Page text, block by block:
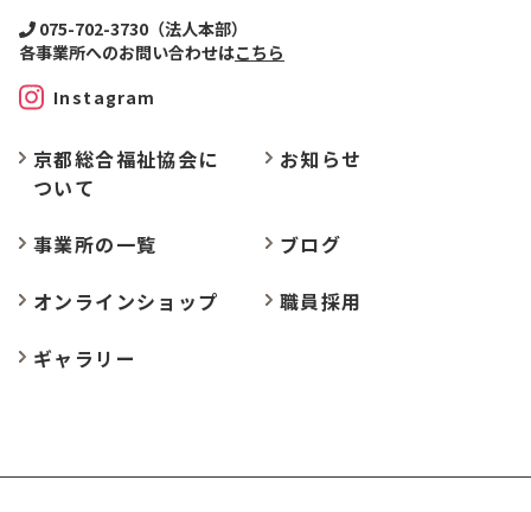
075-702-3730（法人本部）
各事業所へのお問い合わせはこちら
Instagram
京都総合福祉協会に
ついて
お知らせ
事業所の一覧
ブログ
オンラインショップ
職員採用
ギャラリー